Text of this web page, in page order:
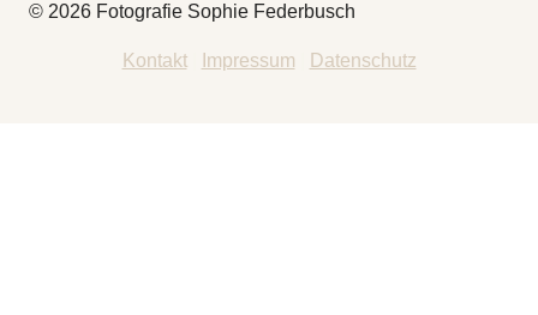
© 2026 Fotografie Sophie Federbusch
Kontakt| Impressum Datenschutz